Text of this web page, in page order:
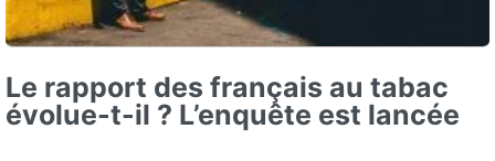
Le rapport des français au tabac
évolue-t-il ? L’enquête est lancée